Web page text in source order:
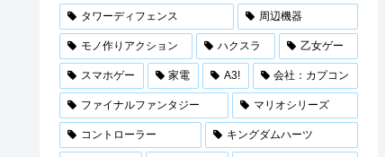
タワーディフェンス 周辺機器
モノ作りアクション ハクスラ 乙女ゲー
スマホゲー 家電 A3! 会社：カプコン
ファイナルファンタジー マリオシリーズ
コントローラー キングダムハーツ